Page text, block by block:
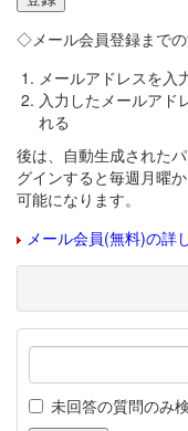
◇メール会員登録まで
メールアドレスを入
入力したメールアド
れる
後は、自動生成された
グインすると毎週月曜
可能になります。
メール会員(無料)の詳
未回答の質問のみ